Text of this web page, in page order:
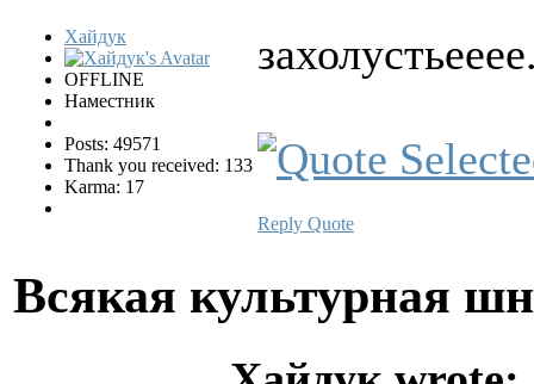
Хайдук
OFFLINE
Наместник
Posts: 49571
Thank you received: 133
Karma: 17
Reply Quote
Всякая культурная